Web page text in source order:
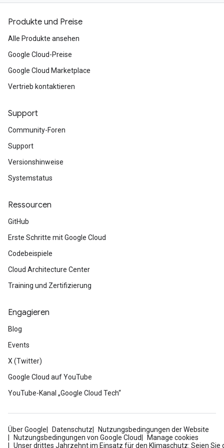
Produkte und Preise
Alle Produkte ansehen
Google Cloud-Preise
Google Cloud Marketplace
Vertrieb kontaktieren
Support
Community-Foren
Support
Versionshinweise
Systemstatus
Ressourcen
GitHub
Erste Schritte mit Google Cloud
Codebeispiele
Cloud Architecture Center
Training und Zertifizierung
Engagieren
Blog
Events
X (Twitter)
Google Cloud auf YouTube
YouTube-Kanal „Google Cloud Tech“
Über Google Datenschutz
Nutzungsbedingungen der Website
Nutzungsbedingungen von Google Cloud
Manage cookies
Unser drittes Jahrzehnt im Einsatz für den Klimaschutz: Seien Sie